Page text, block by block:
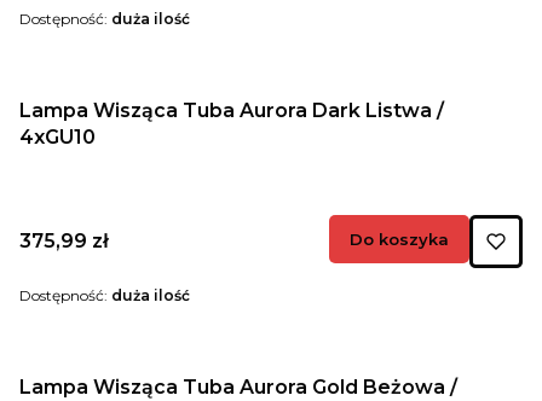
Dostępność: duża ilość
Lampa Wisząca Tuba Aurora Dark Listwa /
4xGU10
Cena
375,99 zł Do koszyka
Dostępność: duża ilość
Lampa Wisząca Tuba Aurora Gold Beżowa /